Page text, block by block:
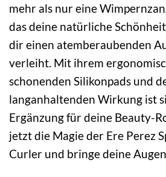
mehr als nur eine
das deine natürliche
dir einen atemberaubenden
verleiht. Mit ihrem
schonenden Silikonpads und
langanhaltenden Wirkung ist
Ergänzung für deine Beauty-
jetzt die Magie der Ere Perez
Curler und bringe deine